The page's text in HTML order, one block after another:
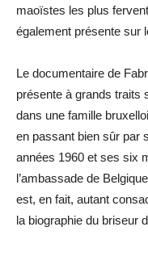
maoïstes les plus
également présente sur
Le documentaire de
présente à grands traits
dans une famille
en passant bien sûr par
années 1960 et ses six
l’ambassade de
est, en fait, autant
la biographie du briseur